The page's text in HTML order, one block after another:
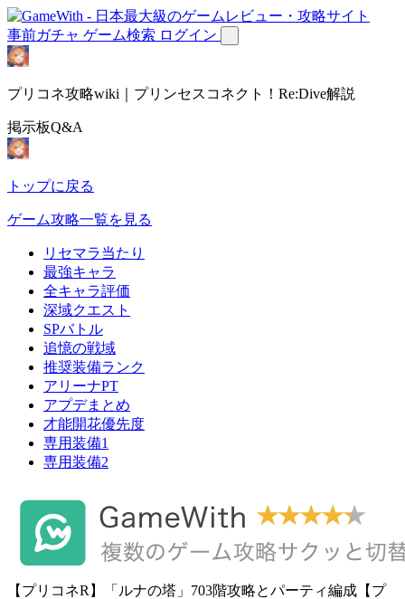
事前ガチャ ゲーム検索 ログイン
プリコネ攻略wiki｜プリンセスコネクト！Re:Dive解説
掲示板Q&A
トップに戻る
ゲーム攻略一覧を見る
リセマラ当たり
最強キャラ
全キャラ評価
深域クエスト
SPバトル
追憶の戦域
推奨装備ランク
アリーナPT
アプデまとめ
才能開花優先度
専用装備1
専用装備2
【プリコネR】「ルナの塔」703階攻略とパーティ編成【プ